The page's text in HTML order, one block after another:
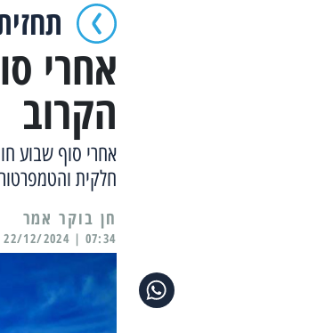
אחרי
הקרוב
אחרי סוף שבוע
חלקית
07:34 | 22/12/2024